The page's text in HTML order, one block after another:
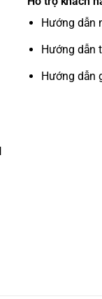
Hướng dẫn
Hướng dẫn
Hướng dẫn